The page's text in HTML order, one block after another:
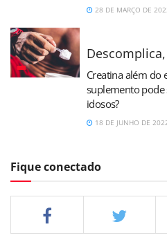
28 DE MARÇO DE
Creatina além do
suplemento pode
idosos?
18 DE JUNHO DE
Fique conectado